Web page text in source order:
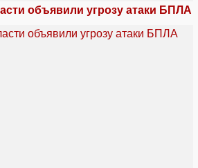
объявили угрозу атаки БПЛА